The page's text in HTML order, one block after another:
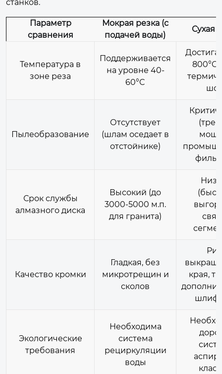
станков.
Параметр
сравнения
Мокрая резка (с
подачей воды)
Сухая
Температура в
зоне реза
Поддерживается
на уровне 40-
60°C
800°C,
Пылеобразование
Отсутствует
(шлам оседает в
отстойнике)
Срок службы
алмазного диска
Высокий (до
3000-5000 м.п.
для гранита)
Качество кромки
Гладкая, без
микротрещин и
сколов
края,
Экологические
требования
Необходима
система
рециркуляции
воды